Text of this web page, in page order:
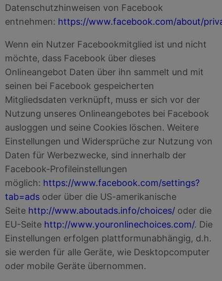
Datenschutzhinweisen von Facebook
entnehmen: https://www.facebook.com/about/
Wenn ein Nutzer Facebookmitglied ist und nicht
möchte, dass Facebook über dieses
Onlineangebot Daten über ihn sammelt und mit
seinen bei Facebook gespeicherten
Mitgliedsdaten verknüpft, muss er sich vor der
Nutzung unseres Onlineangebotes bei Facebook
ausloggen und seine Cookies löschen. Weitere
Einstellungen und Widersprüche zur Nutzung von
Daten für Werbezwecke, sind innerhalb der
Facebook-Profileinstellungen
möglich: https://www.facebook.com/settings?
tab=ads oder über die US-amerikanische
Seite http://www.aboutads.info/choices/ oder die
EU-Seite http://www.youronlinechoices.com/. Die
Einstellungen erfolgen plattformunabhängig, d.h.
sie werden für alle Geräte, wie Desktopcomputer
oder mobile Geräte übernommen.